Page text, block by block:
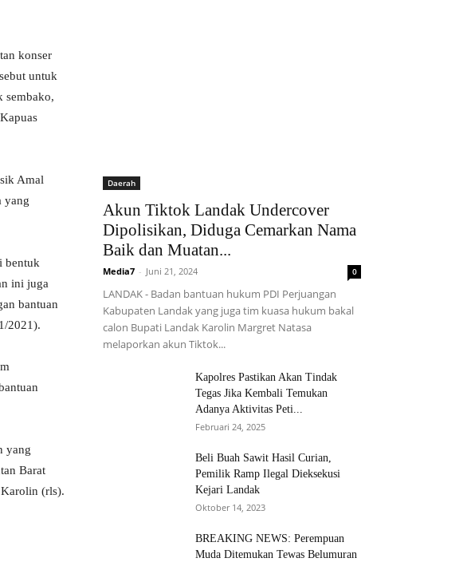
konser
untuk
sembako,
Amal
yang
bentuk
ini juga
bantuan
2021).
yang
Barat
Karolin (rls).
Daerah
Akun Tiktok Landak Undercover
Dipolisikan, Diduga Cemarkan Nama
Baik dan Muatan...
Media7 - Juni 21, 2024 0
LANDAK - Badan bantuan hukum PDI Perjuangan
Kabupaten Landak yang juga tim kuasa hukum bakal
calon Bupati Landak Karolin Margret Natasa
melaporkan akun Tiktok...
Kapolres Pastikan Akan Tindak
Tegas Jika Kembali Temukan
Adanya Aktivitas Peti...
Februari 24, 2025
Beli Buah Sawit Hasil Curian,
Pemilik Ramp Ilegal Dieksekusi
Kejari Landak
Oktober 14, 2023
BREAKING NEWS: Perempuan
Muda Ditemukan Tewas Belumuran